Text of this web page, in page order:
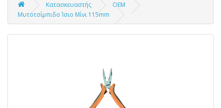
Κατασκευαστής
OEM
Μυτοτσίμπιδο Ίσιο Μίνι 115mm